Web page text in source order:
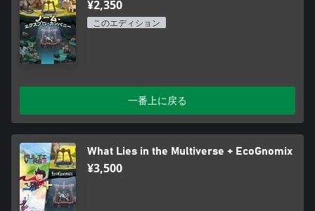
¥2,350
このエディション
一番上に戻る
What Lies in the Multiverse + EcoGnomix
¥3,500